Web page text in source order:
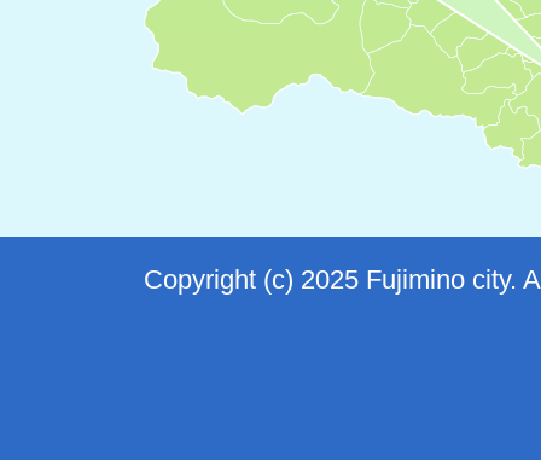
Copyright (c) 2025 Fujimino city.